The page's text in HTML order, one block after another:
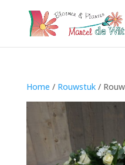
Home / Rouwstuk/